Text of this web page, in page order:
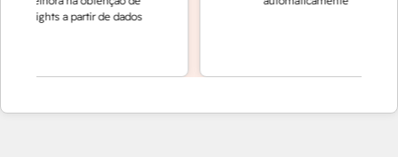
a partir de dados